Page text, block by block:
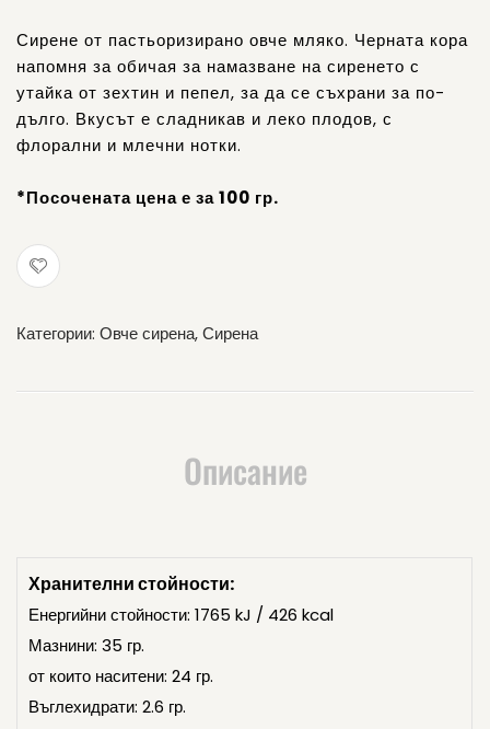
Сирене от пастьоризирано овче мляко. Черната кора
напомня за обичая за намазване на сиренето с
утайка от зехтин и пепел, за да се съхрани за по-
дълго. Вкусът е сладникав и леко плодов, с
флорални и млечни нотки.
*Посочената цена е за 100 гр.
Категории: Овче сирена,Сирена
Описание
Хранителни стойности:
Енергийни стойности: 1765 kJ / 426 kcal
Мазнини: 35 гр.
от които наситени: 24 гр.
Въглехидрати: 2.6 гр.